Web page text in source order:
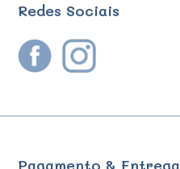
Redes Sociais
Pagamento & Entrega